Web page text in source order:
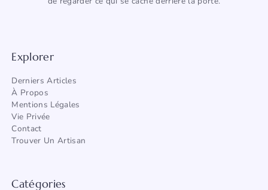
Explorer
Derniers Articles
À Propos
Mentions Légales
Vie Privée
Contact
Trouver Un Artisan
Catégories